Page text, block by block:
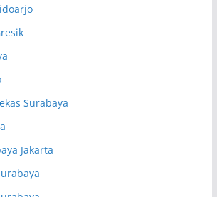
Surabaya
Jakarta